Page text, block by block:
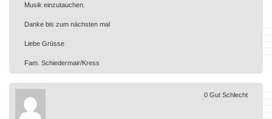
Musik einzutauchen.
Danke bis zum nächsten mal
Liebe Grüsse
Fam. Schiedermair/Kress
0 Gut Schlecht